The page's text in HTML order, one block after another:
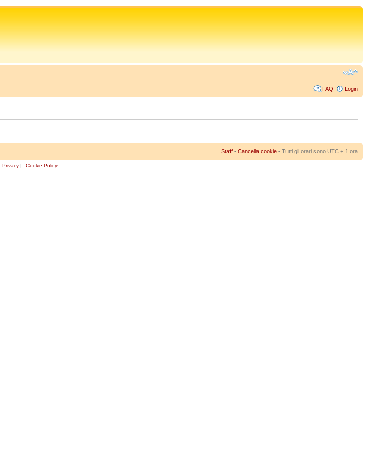
FAQ Login
Staff • Cancella cookie • Tutti gli orari sono UTC + 1 ora
Privacy | Cookie Policy